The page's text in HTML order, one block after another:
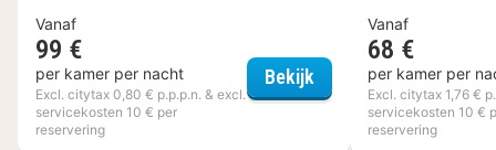
Vanaf
99 €
per kamer per nacht
Excl. citytax 0,80 € p.p.p.n. & excl.
servicekosten 10 € per
reservering
Bekijk ibis Liège Seraing
Vanaf
68 €
per kamer per
Excl. citytax 1,76 €
servicekosten 10 €
reservering